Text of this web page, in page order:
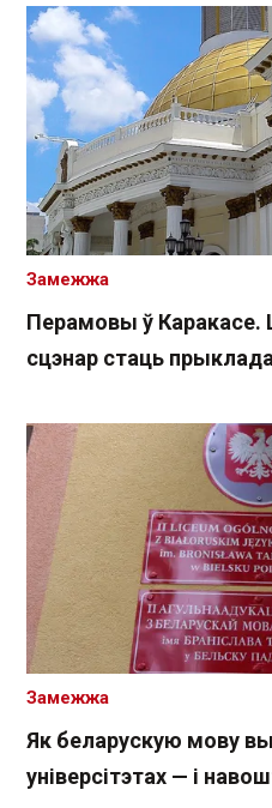
Перамовы ў Каракасе.
сцэнар стаць
Замежжа
Як беларускую мову
універсітэтах — і
Замежжа